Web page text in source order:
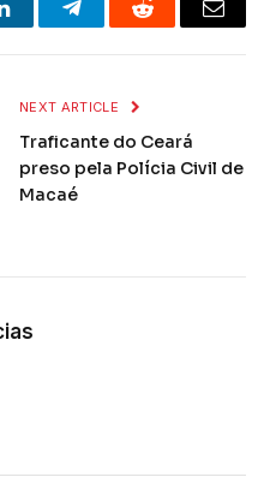
LinkedInTelegramReddit Email
NEXT ARTICLE
Traficante do Ceará
preso pela Polícia Civil de
Macaé